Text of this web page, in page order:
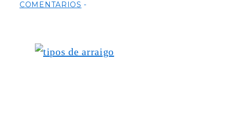
COMENTARIOS